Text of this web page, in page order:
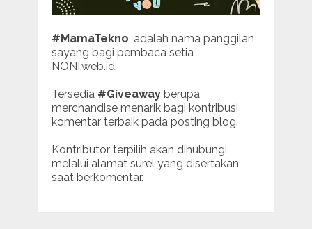
#MamaTekno , adalah nama panggilan
sayang bagi pembaca setia
NONI.web.id.
Tersedia #Giveawayberupa
merchandise menarik bagi kontribusi
komentar terbaik pada posting blog.
Kontributor terpilih akan dihubungi
melalui alamat surel yang disertakan
saat berkomentar.